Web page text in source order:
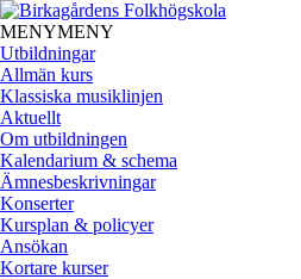
MENYMENY
Utbildningar
Allmän kurs
Klassiska musiklinjen
Aktuellt
Om utbildningen
Kalendarium & schema
Ämnesbeskrivningar
Konserter
Kursplan & policyer
Ansökan
Kortare kurser